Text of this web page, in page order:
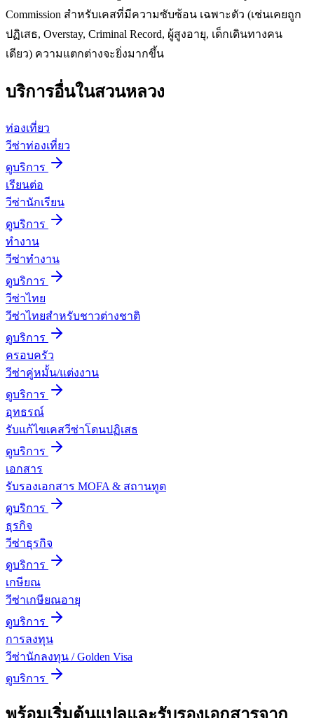
Commission สำหรับเคสที่มีความซับซ้อน เฉพาะตัว (เช่นเคยถูก
ปฏิเสธ, Overstay, Criminal Record, ผู้สูงอายุ, เด็กเดินทางคน
เดียว) ความแตกต่างจะยิ่งมากขึ้น
บริการอื่นในสวนหลวง
ท่องเที่ยว
วีซ่าท่องเที่ยว
ดูบริการ
เรียนต่อ
วีซ่านักเรียน
ดูบริการ
ทำงาน
วีซ่าทำงาน
ดูบริการ
วีซ่าไทย
วีซ่าไทยสำหรับชาวต่างชาติ
ดูบริการ
ครอบครัว
วีซ่าคู่หมั้น/แต่งงาน
ดูบริการ
อุทธรณ์
รับแก้ไขเคสวีซ่าโดนปฏิเสธ
ดูบริการ
เอกสาร
รับรองเอกสาร MOFA & สถานทูต
ดูบริการ
ธุรกิจ
วีซ่าธุรกิจ
ดูบริการ
เกษียณ
วีซ่าเกษียณอายุ
ดูบริการ
การลงทุน
วีซ่านักลงทุน / Golden Visa
ดูบริการ